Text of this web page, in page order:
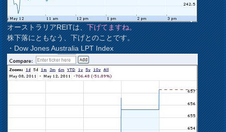
オーストラリアREITは、下げてますね。
株下落にともなう、下げとのことです。
・Dow Jones Australia LPT Index